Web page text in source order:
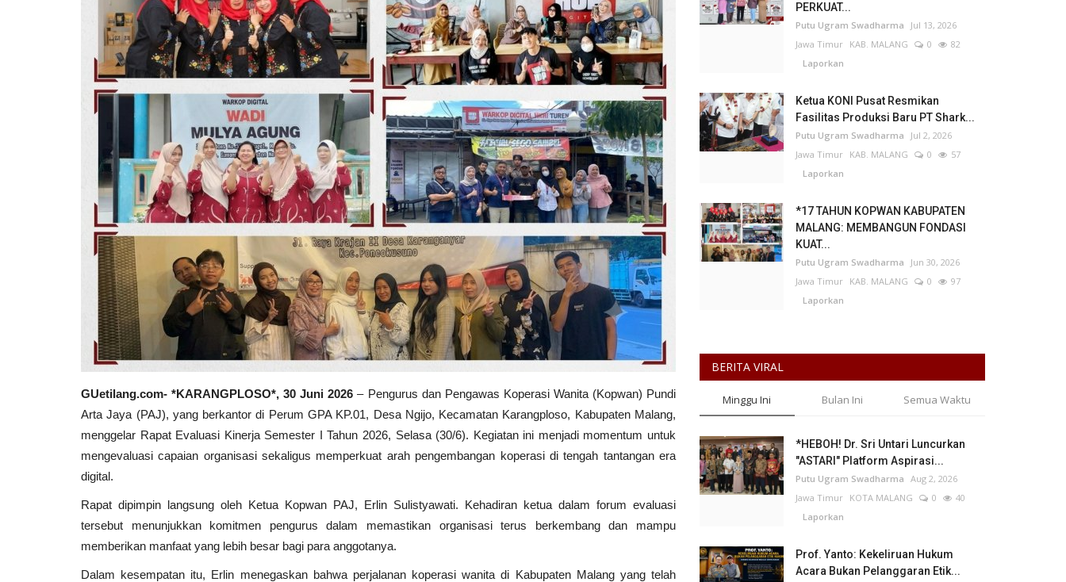
GUetilang.com- *KARANGPLOSO*, 30 Juni 2026 – Pengurus dan Pengawas Koperasi Wanita (Kopwan) Pundi
Arta Jaya (PAJ), yang berkantor di Perum GPA KP.01, Desa Ngijo, Kecamatan Karangploso, Kabupaten Malang,
menggelar Rapat Evaluasi Kinerja Semester I Tahun 2026, Selasa (30/6). Kegiatan ini menjadi momentum untuk
mengevaluasi capaian organisasi sekaligus memperkuat arah pengembangan koperasi di tengah tantangan era
digital.
Rapat dipimpin langsung oleh Ketua Kopwan PAJ, Erlin Sulistyawati. Kehadiran ketua dalam forum evaluasi
tersebut menunjukkan komitmen pengurus dalam memastikan organisasi terus berkembang dan mampu
memberikan manfaat yang lebih besar bagi para anggotanya.
Dalam kesempatan itu, Erlin menegaskan bahwa perjalanan koperasi wanita di Kabupaten Malang yang telah
PERKUAT...
Putu Ugram Swadharma
Jul 13, 2026
Jawa Timur KAB. MALANG 0
82
Laporkan
Ketua KONI Pusat Resmikan
Fasilitas Produksi Baru PT Shark...
Putu Ugram Swadharma
Jul 2, 2026
Jawa Timur KAB. MALANG 0
57
Laporkan
*17 TAHUN KOPWAN KABUPATEN
MALANG: MEMBANGUN FONDASI
KUAT...
Putu Ugram Swadharma
Jun 30, 2026
Jawa Timur KAB. MALANG 0
97
Laporkan
BERITA VIRAL
Minggu Ini Bulan Ini Semua Waktu
*HEBOH! Dr. Sri Untari Luncurkan
"ASTARI" Platform Aspirasi...
Putu Ugram Swadharma Aug 2, 2026
Jawa Timur KOTA MALANG 0
40
Laporkan
Prof. Yanto: Kekeliruan Hukum
Acara Bukan Pelanggaran Etik...